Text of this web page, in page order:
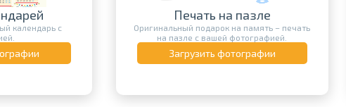
календарь с
Печать на пазле
Оригинальный подарок на память – печать
на пазле с вашей фотографией.
Загрузить фотографии